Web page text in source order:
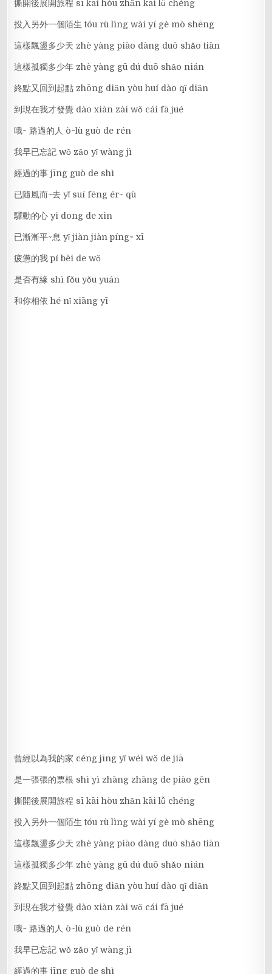
撕開後展開旅程 sī kāi hòu zhǎn kāi lǚ chéng
投入另外一個陌生 tóu rù lìng wài yí gè mò shēng
這樣飄盪多少天 zhè yàng piāo dàng duō shǎo tiān
這樣孤獨多少年 zhè yàng gū dú duō shǎo nián
終點又回到起點 zhōng diǎn yòu huí dào qǐ diǎn
到現在我才發覺 dào xiàn zài wǒ cái fā jué
哦~ 路過的人 ò~lù guò de rén
我早已忘記 wǒ zǎo yǐ wàng jì
經過的事 jīng guò de shì
已隨風而~去 yǐ suí fēng ér~ qù
驛動的心 yi dong de xin
已漸漸平~息 yǐ jiàn jiàn píng~ xī
疲憊的我 pí bèi de wǒ
是否有緣 shì fǒu yǒu yuán
和你相依 hé nǐ xiāng yī
曾經以為我的家 céng jīng yǐ wéi wǒ de jiā
是一張張的票根 shì yì zhāng zhāng de piào gēn
撕開後展開旅程 sī kāi hòu zhǎn kāi lǚ chéng
投入另外一個陌生 tóu rù lìng wài yí gè mò shēng
這樣飄盪多少天 zhè yàng piāo dàng duō shǎo tiān
這樣孤獨多少年 zhè yàng gū dú duō shǎo nián
終點又回到起點 zhōng diǎn yòu huí dào qǐ diǎn
到現在我才發覺 dào xiàn zài wǒ cái fā jué
哦~ 路過的人 ò~lù guò de rén
我早已忘記 wǒ zǎo yǐ wàng jì
經過的事 jīng guò de shì